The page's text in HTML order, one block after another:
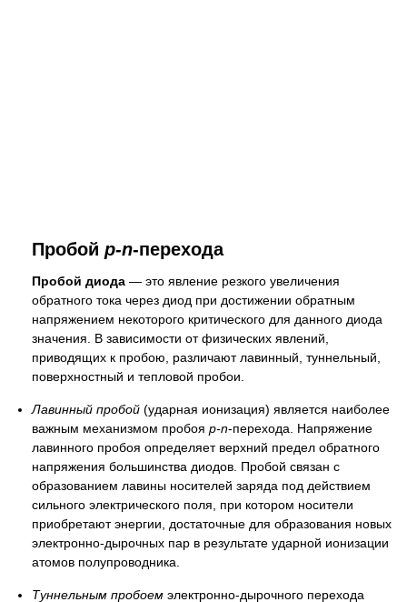
Пробой p-n-перехода
Пробой диода — это явление резкого увеличения
обратного тока через диод при достижении обратным
напряжением некоторого критического для данного диода
значения. В зависимости от физических явлений,
приводящих к пробою, различают лавинный, туннельный,
поверхностный и тепловой пробои.
Лавинный пробой (ударная ионизация) является наиболее
важным механизмом пробоя p-n-перехода. Напряжение
лавинного пробоя определяет верхний предел обратного
напряжения большинства диодов. Пробой связан с
образованием лавины носителей заряда под действием
сильного электрического поля, при котором носители
приобретают энергии, достаточные для образования новых
электронно-дырочных пар в результате ударной ионизации
атомов полупроводника.
Туннельным пробоем электронно-дырочного перехода